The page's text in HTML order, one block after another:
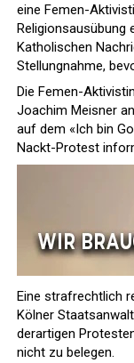
eine Femen-
Religionsausübung
Katholischen
Stellungnahme,
Die Femen-
Joachim Meisner
auf dem «Ich bin
Nackt-Protest
Eine strafrechtlich
Kölner
derartigen
nicht zu belegen.